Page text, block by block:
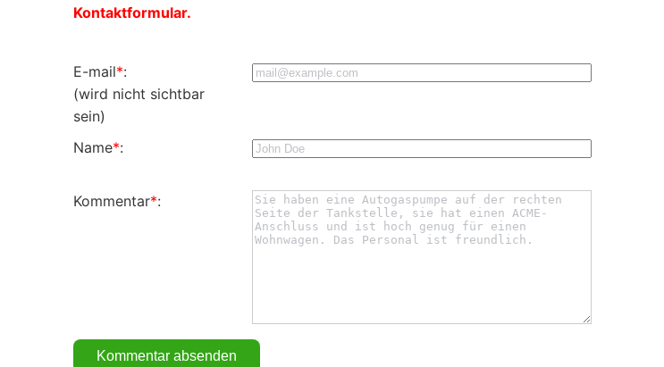
Kontaktformular.
E-mail*:
(wird nicht sichtbar
sein)
Name*:
Kommentar*: